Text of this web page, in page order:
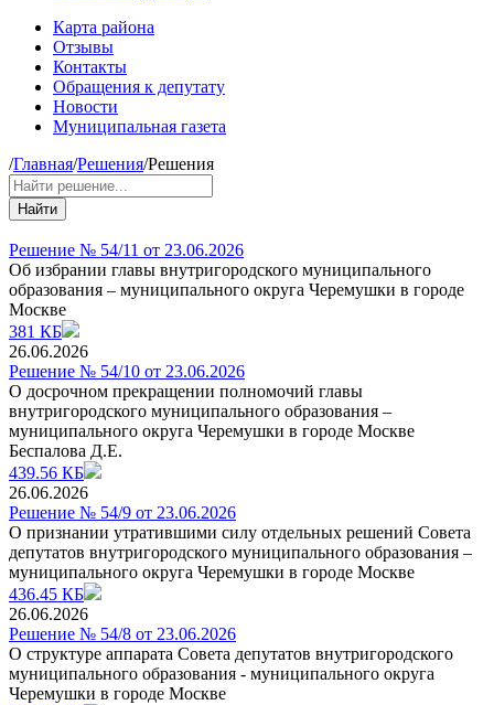
Карта района
Отзывы
Контакты
Обращения к депутату
Новости
Муниципальная газета
/Главная/Решения/Решения
Найти
Решение № 54/11 от 23.06.2026
Об избрании главы внутригородского муниципального
образования – муниципального округа Черемушки в городе
Москве
381 КБ
26.06.2026
Решение № 54/10 от 23.06.2026
О досрочном прекращении полномочий главы
внутригородского муниципального образования –
муниципального округа Черемушки в городе Москве
Беспалова Д.Е.
439.56 КБ
26.06.2026
Решение № 54/9 от 23.06.2026
О признании утратившими силу отдельных решений Совета
депутатов внутригородского муниципального образования –
муниципального округа Черемушки в городе Москве
436.45 КБ
26.06.2026
Решение № 54/8 от 23.06.2026
О структуре аппарата Совета депутатов внутригородского
муниципального образования - муниципального округа
Черемушки в городе Москве